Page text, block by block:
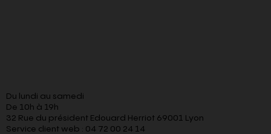
Du lundi au samedi
De 10h à 19h
32 Rue du président Edouard Herriot 69001 Lyon
Service client web : 04 72 00 24 14